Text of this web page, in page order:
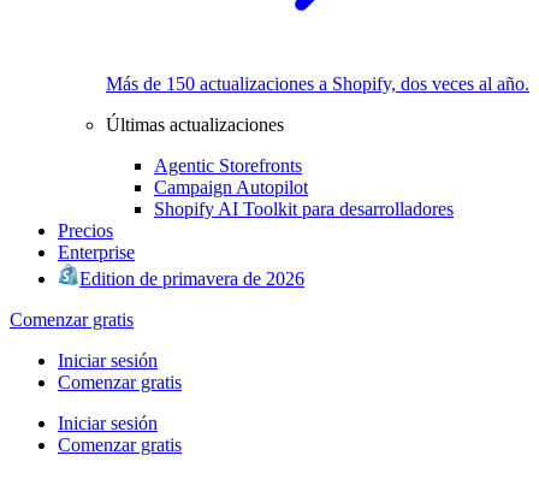
Más de 150 actualizaciones a Shopify, dos veces al año.
Últimas actualizaciones
Agentic Storefronts
Campaign Autopilot
Shopify AI Toolkit para desarrolladores
Precios
Enterprise
Edition de primavera de 2026
Comenzar gratis
Iniciar sesión
Comenzar gratis
Iniciar sesión
Comenzar gratis